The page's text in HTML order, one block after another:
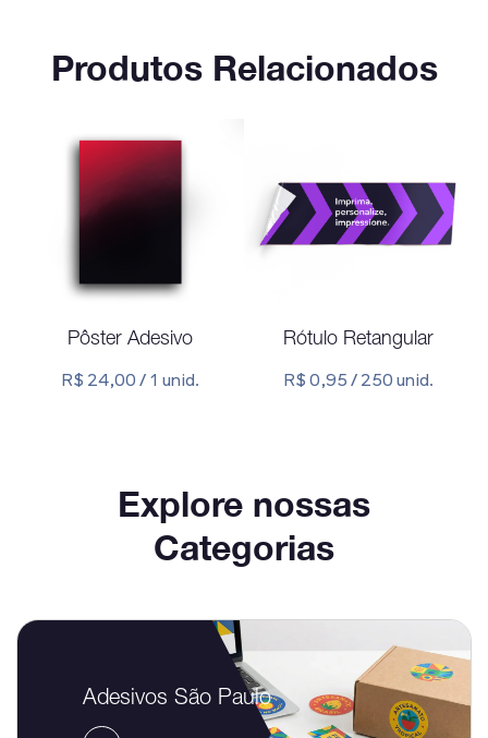
Produtos Relacionados
Pôster Adesivo
R$ 24,00 / 1 unid.
Rótulo Retangular
R$ 0,95 / 250 unid.
Explore nossas
Categorias
Adesivos São Paulo